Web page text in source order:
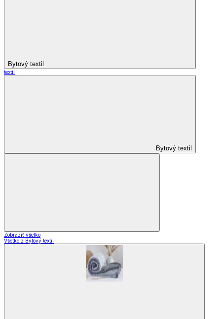
Bytový textil
textil
Bytový textil
Zobraziť všetko
Všetko z Bytový textil